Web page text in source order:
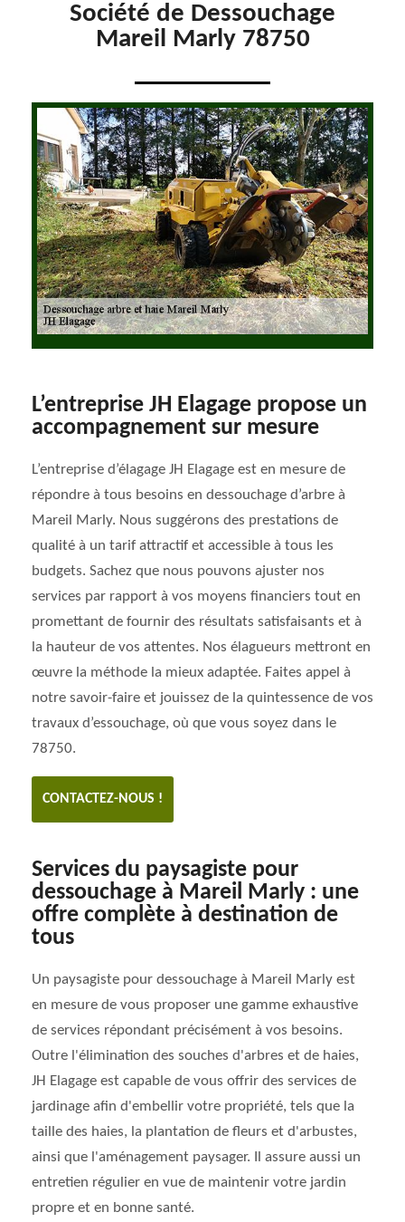
Société de Dessouchage
Mareil Marly 78750
L’entreprise JH Elagage propose un
accompagnement sur mesure
L’entreprise d’élagage JH Elagage est en mesure de
répondre à tous besoins en dessouchage d’arbre à
Mareil Marly. Nous suggérons des prestations de
qualité à un tarif attractif et accessible à tous les
budgets. Sachez que nous pouvons ajuster nos
services par rapport à vos moyens financiers tout en
promettant de fournir des résultats satisfaisants et à
la hauteur de vos attentes. Nos élagueurs mettront en
œuvre la méthode la mieux adaptée. Faites appel à
notre savoir-faire et jouissez de la quintessence de vos
travaux d’essouchage, où que vous soyez dans le
78750.
CONTACTEZ-NOUS !
Services du paysagiste pour
dessouchage à Mareil Marly : une
offre complète à destination de
tous
Un paysagiste pour dessouchage à Mareil Marly est
en mesure de vous proposer une gamme exhaustive
de services répondant précisément à vos besoins.
Outre l'élimination des souches d'arbres et de haies,
JH Elagage est capable de vous offrir des services de
jardinage afin d'embellir votre propriété, tels que la
taille des haies, la plantation de fleurs et d'arbustes,
ainsi que l'aménagement paysager. Il assure aussi un
entretien régulier en vue de maintenir votre jardin
propre et en bonne santé.